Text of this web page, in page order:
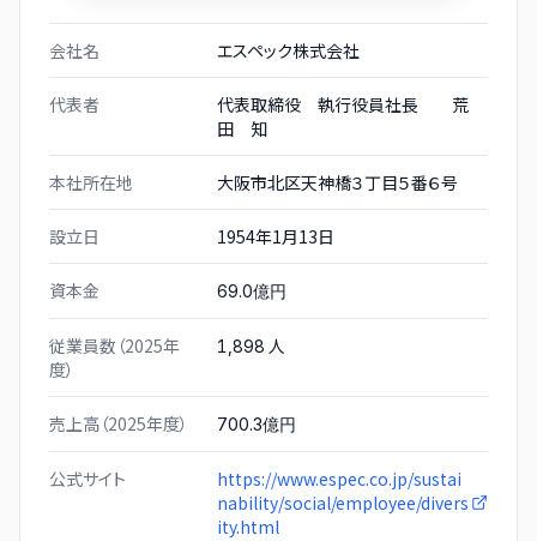
会社名 エスペック株式会社
代表者
代表取締役 執行役員社長 荒
田 知
本社所在地 大阪市北区天神橋３丁目５番６号
設立日 1954年1月13日
資本金 69.0億円
従業員数（2025年
度）
1,898 人
売上高（2025年度） 700.3億円
公式サイト
https://www.espec.co.jp/sustai
nability/social/employee/divers
ity.html